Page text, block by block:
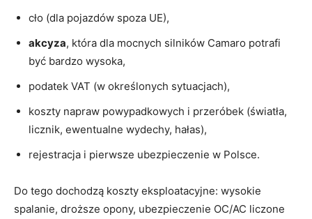
cło (dla pojazdów spoza UE),
akcyza, która dla mocnych silników Camaro potrafi
być bardzo wysoka,
podatek VAT (w określonych sytuacjach),
koszty napraw powypadkowych i przeróbek (światła,
licznik, ewentualne wydechy, hałas),
rejestracja i pierwsze ubezpieczenie w Polsce.
Do tego dochodzą koszty eksploatacyjne: wysokie
spalanie, droższe opony, ubezpieczenie OC/AC liczone